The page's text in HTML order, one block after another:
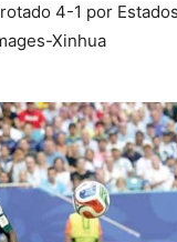
4-1 por Estados
Xinhua